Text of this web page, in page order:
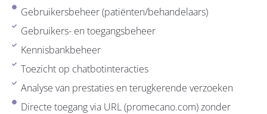
Gebruikersbeheer (patiënten/behandelaars)
Gebruikers- en toegangsbeheer
Kennisbankbeheer
Toezicht op chatbotinteracties
Analyse van prestaties en terugkerende verzoeken
Directe toegang via URL (promecano.com) zonder